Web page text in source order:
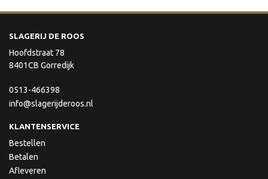
SLAGERIJ DE ROOS
Hoofdstraat 78
8401CB Gorredijk
0513-466398
info@slagerijderoos.nl
KLANTENSERVICE
Bestellen
Betalen
Afleveren